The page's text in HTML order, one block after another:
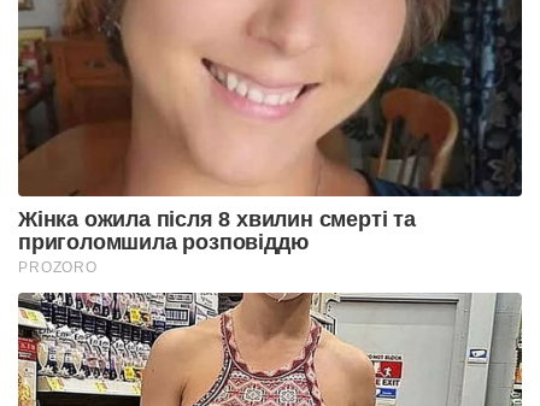
Жінка ожила після 8 хвилин смерті та
приголомшила розповіддю
PROZORO